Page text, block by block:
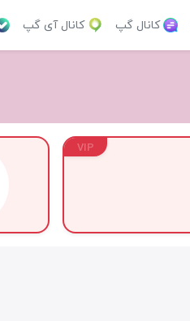
کانال گپ کانال آی گپ
VIP